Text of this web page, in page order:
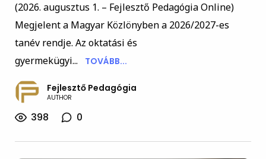
(2026. augusztus 1. – Fejlesztő Pedagógia Online)
Megjelent a Magyar Közlönyben a 2026/2027-es
tanév rendje. Az oktatási és
gyermekügyi...
TOVÁBB...
Fejlesztő Pedagógia
AUTHOR
398 0